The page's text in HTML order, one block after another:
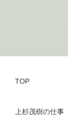
TOP
上杉茂樹の仕事